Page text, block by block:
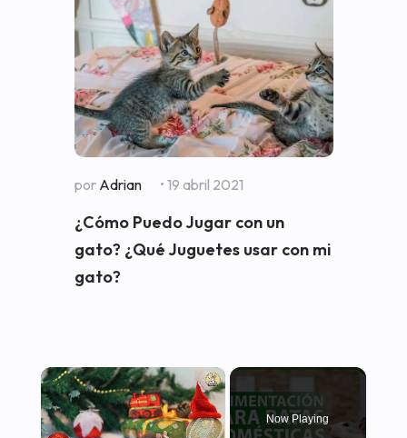
por Adrian • 19 abril 2021
¿Cómo Puedo Jugar con un
gato? ¿Qué Juguetes usar con mi
gato?
×
Now Playing